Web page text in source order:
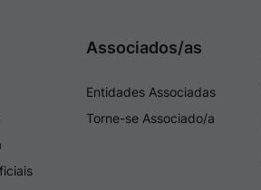
Associados/as
Entidades Associadas
Torne-se Associado/a